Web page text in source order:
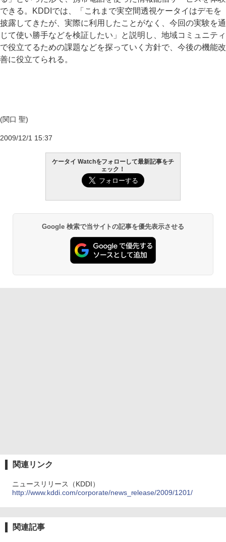
できる。KDDIでは、「これまで実空間透視ケータイはデモを
披露してきたが、実際に利用したことがなく、今回の実験を通
じて使い勝手などを検証したい」と説明し、地域コミュニティ
で役立てるための課題などを探っていく方針で、今後の機能改
善に役立てられる。
(関口 聖)
2009/12/1 15:37
ケータイ Watchをフォローして最新記事をチ
ェック！
Google 検索で当サイトの記事を優先表示させる
関連リンク
ニュースリリース（KDDI）
http://www.kddi.com/corporate/news_release/2009/1201/
関連記事